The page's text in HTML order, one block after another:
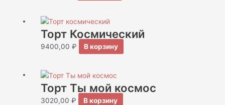
Торт Космический
9400,00₽ В корзину
Торт Ты мой космос
3020,00₽ В корзину